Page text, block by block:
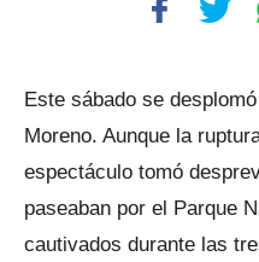
Este sábado se
Moreno. Aunque la
espectáculo tomó
paseaban por el Parque
cautivados durante las